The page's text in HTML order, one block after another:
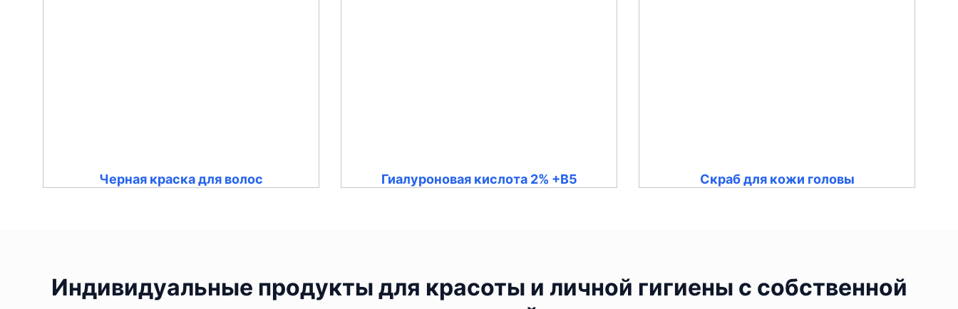
Черная краска для волос Гиалуроновая кислота 2% +B5 Скраб для кожи головы
Индивидуальные продукты для красоты и личной гигиены с собственной